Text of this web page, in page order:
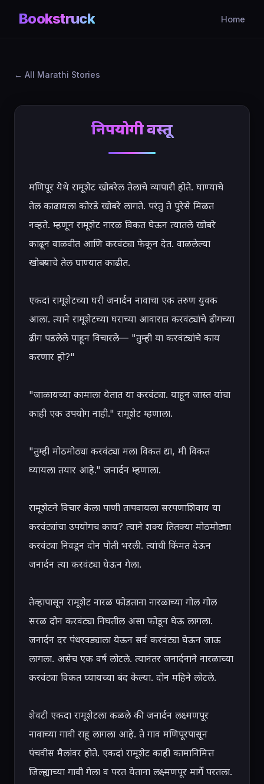
Bookstruck Home
All Marathi Stories
निरुपयोगी वस्तू
मणिपूर येथे रामूशेट खोबरेल तेलाचे व्यापारी होते. घाण्याचे
तेल काढायला कोरडे खोबरे लागते. परंतु ते पुरेसे मिळत
नव्हते. म्हणून रामूशेट नारळ विकत घेऊन त्यातले खोबरे
काढून वाळवीत आणि करवंट्या फेकून देत. वाळलेल्या
खोबऱ्याचे तेल घाण्यात काढीत.
एकदां रामूशेटच्या घरी जनार्दन नावाचा एक तरुण युवक
आला. त्याने रामूशेटच्या घराच्या आवारात करवंट्यांचे ढीगच्या
ढीग पडलेले पाहून विचारले— "तुम्ही या करवंट्यांचे काय
करणार हो?"
"जाळायच्या कामाला येतात या करवंट्या. याहून जास्त यांचा
काही एक उपयोग नाही." रामूशेट म्हणाला.
"तुम्ही मोठमोठ्या करवंट्या मला विकत द्या, मी विकत
घ्यायला तयार आहे." जनार्दन म्हणाला.
रामूशेटने विचार केला पाणी तापवायला सरपणाशिवाय या
करवंट्यांचा उपयोगच काय? त्याने शक्य तितक्या मोठमोठ्या
करवंट्या निवडून दोन पोती भरली. त्यांची किंमत देऊन
जनार्दन त्या करवंट्या घेऊन गेला.
तेव्हापासून रामूशेट नारळ फोडताना नारळाच्या गोल गोल
सरळ दोन करवंट्या निघतील असा फोडून घेऊ लागला.
जनार्दन दर पंधरवड्याला येऊन सर्व करवंट्या घेऊन जाऊ
लागला. असेच एक वर्ष लोटले. त्यानंतर जनार्दनाने नारळाच्या
करवंट्या विकत घ्यायच्या बंद केल्या. दोन महिने लोटले.
शेवटी एकदा रामूशेटला कळले की जनार्दन लक्ष्मणपूर
नावाच्या गावी राहू लागला आहे. ते गाव मणिपूरपासून
पंचवीस मैलांवर होते. एकदां रामूशेट काही कामानिमित्त
जिल्ह्याच्या गावी गेला व परत येताना लक्ष्मणपूर मार्गे परतला.